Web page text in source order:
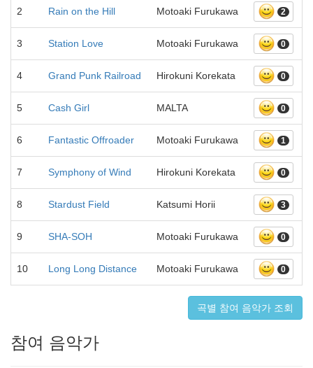
2 Rain on the Hill Motoaki Furukawa 2
3 Station Love Motoaki Furukawa 0
4 Grand Punk Railroad Hirokuni Korekata 0
5 Cash Girl MALTA 0
6 Fantastic Offroader Motoaki Furukawa 1
7 Symphony of Wind Hirokuni Korekata 0
8 Stardust Field Katsumi Horii 3
9 SHA-SOH Motoaki Furukawa 0
10 Long Long Distance Motoaki Furukawa 0
곡별 참여 음악가 조회
참여 음악가